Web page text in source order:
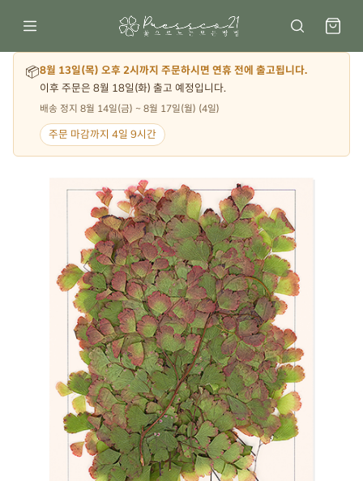
📦8월 13일(목) 오후 2시까지 주문하시면 연휴 전에 출고됩니다.
이후 주문은 8월 18일(화) 출고 예정입니다.
배송 정지 8월 14일(금) ~ 8월 17일(월) (4일)
주문 마감까지 4일 9시간